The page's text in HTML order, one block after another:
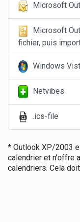
Microsoft
Microsoft
fichier, puis
Windows
Netvibes
.ics-file
* Outlook XP/2003
calendrier et n'offre
calendriers. Cela